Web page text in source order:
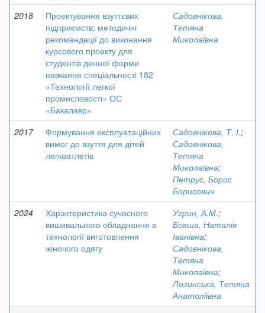
2018
Проектування взуттєвих
підприємств: методичні
рекомендації до виконання
курсового проекту для
студентів денної форми
навчання спеціальності 182
«Технології легкої
промисловості» ОС
«Бакалавр»
Садовнікова,
Тетяна
Миколаївна
2017
Формування експлуатаційних
вимог до взуття для дітей
легкоатлетів
Садовнікова, Т. І.;
Садовнікова,
Тетяна
Миколаївна;
Петрус, Борис
Борисович
2024
Характеристика сучасного
вишивального обладнання в
технології виготовлення
жіночого одягу
Угрин, А.М.;
Бокша, Наталія
Іванівна;
Садовнікова,
Тетяна
Миколаївна;
Лозинська, Тетяна
Анатоліївна